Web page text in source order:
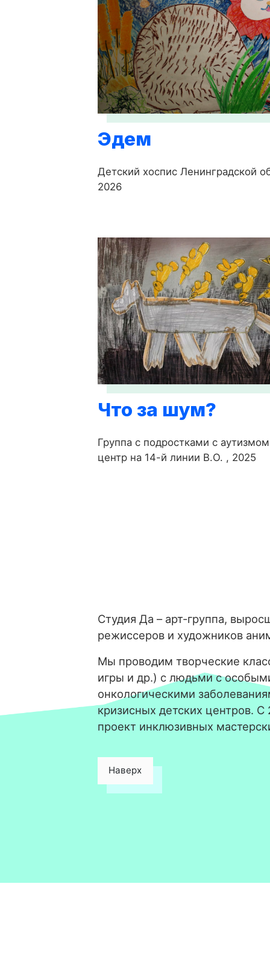
Эдем
Детский хоспис Ленинградской
2026
Что за шум?
Группа с подростками с
центр на 14-й линии В.О. , 2025
Студия Да – арт-группа,
режиссеров и художников
Мы проводим творческие
игры и др.) с людьми с
онкологическими
кризисных детских центров.
проект инклюзивных
Наверх